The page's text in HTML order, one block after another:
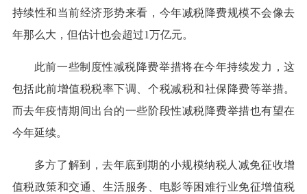
持续性和当前经济形势来看，今年减税降费规模不会像去
年那么大，但估计也会超过1万亿元。
此前一些制度性减税降费举措将在今年持续发力，这
包括此前增值税税率下调、个税减税和社保降费等举措。
而去年疫情期间出台的一些阶段性减税降费举措也有望在
今年延续。
多方了解到，去年底到期的小规模纳税人减免征收增
值税政策和交通、生活服务、电影等困难行业免征增值税